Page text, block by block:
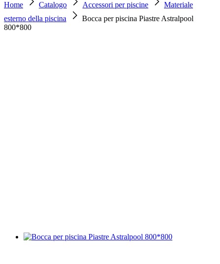
Home Catalogo Accessori per piscine
Materiale
esterno della piscina
Bocca per piscina Piastre Astralpool
800*800